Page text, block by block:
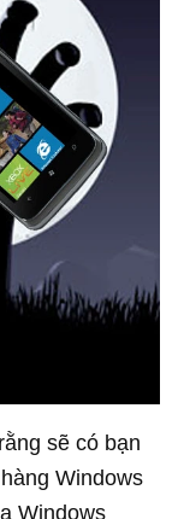
sẽ có bạn
Windows
Windows